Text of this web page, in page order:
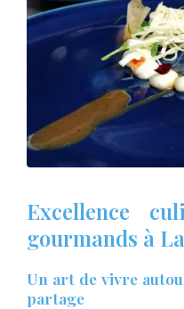
Excellence
gourmands à
Un art de vivre
partage